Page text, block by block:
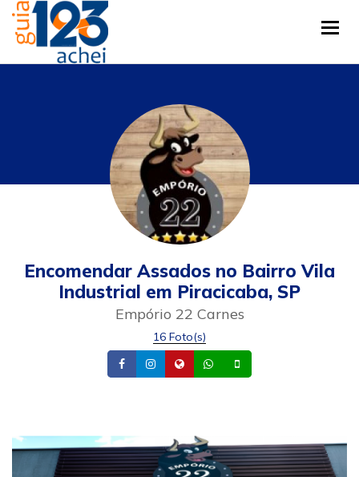
Encomendar Assados no Bairro Vila
Industrial em Piracicaba, SP
Empório 22 Carnes
16 Foto(s)
FacebookInstagram
Site Whatsapp